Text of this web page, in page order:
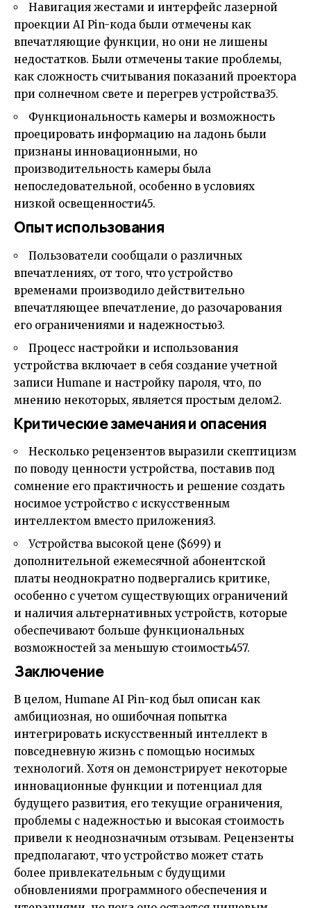
Навигация жестами и интерфейс лазерной
проекции AI Pin-кода были отмечены как
впечатляющие функции, но они не лишены
недостатков. Были отмечены такие проблемы,
как сложность считывания показаний проектора
при солнечном свете и перегрев устройства35.
Функциональность камеры и возможность
проецировать информацию на ладонь были
признаны инновационными, но
производительность камеры была
непоследовательной, особенно в условиях
низкой освещенности45.
Опыт использования
Пользователи сообщали о различных
впечатлениях, от того, что устройство
временами производило действительно
впечатляющее впечатление, до разочарования
его ограничениями и надежностью3.
Процесс настройки и использования
устройства включает в себя создание учетной
записи Humane и настройку пароля, что, по
мнению некоторых, является простым делом2.
Критические замечания и опасения
Несколько рецензентов выразили скептицизм
по поводу ценности устройства, поставив под
сомнение его практичность и решение создать
носимое устройство с искусственным
интеллектом вместо приложения3.
Устройства высокой цене ($699) и
дополнительной ежемесячной абонентской
платы неоднократно подвергались критике,
особенно с учетом существующих ограничений
и наличия альтернативных устройств, которые
обеспечивают больше функциональных
возможностей за меньшую стоимость457.
Заключение
В целом, Humane AI Pin-код был описан как
амбициозная, но ошибочная попытка
интегрировать искусственный интеллект в
повседневную жизнь с помощью носимых
технологий. Хотя он демонстрирует некоторые
инновационные функции и потенциал для
будущего развития, его текущие ограничения,
проблемы с надежностью и высокая стоимость
привели к неоднозначным отзывам. Рецензенты
предполагают, что устройство может стать
более привлекательным с будущими
обновлениями программного обеспечения и